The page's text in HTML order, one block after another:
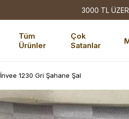
3000 TL
Tüm
Ürünler
Çok
Satanlar
İnvee 1230 Gri Şahane Şal